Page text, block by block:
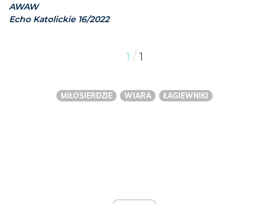
AWAW
Echo Katolickie 16/2022
1 / 1
MIŁOSIERDZIE WIARA ŁAGIEWNIKI